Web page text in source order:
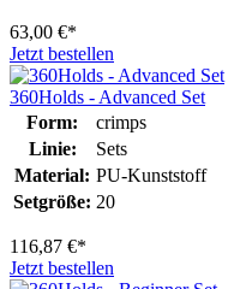
63,00 €*
Jetzt bestellen
360Holds - Advanced Set
Form:
crimps
Linie:
Sets
Material: PU-Kunststoff
Setgröße: 20
116,87 €*
Jetzt bestellen